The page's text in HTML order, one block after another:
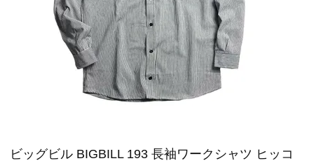
ビッグビル BIGBILL 193 長袖ワークシャツ ヒッコ